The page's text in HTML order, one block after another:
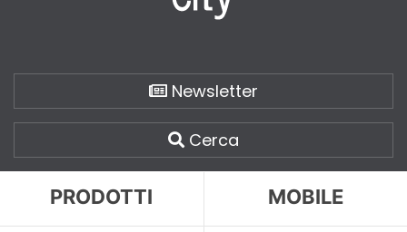
Newsletter
Cerca
PRODOTTI MOBILE